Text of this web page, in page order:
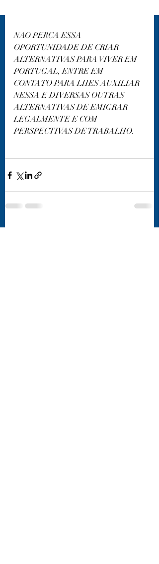
NAO PERCA ESSA
OPORTUNIDADE DE CRIAR
ALTERNATIVAS PARA VIVER EM
PORTUGAL, ENTRE EM
CONTATO PARA LHES AUXILIAR
NESSA E DIVERSAS OUTRAS
ALTERNATIVAS DE EMIGRAR
LEGALMENTE E COM
PERSPECTIVAS DE TRABALHO.